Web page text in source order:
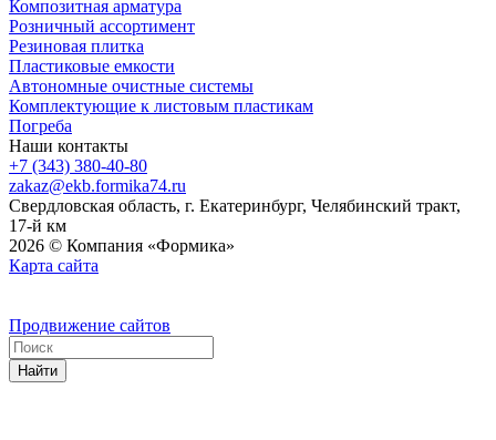
Композитная арматура
Розничный ассортимент
Резиновая плитка
Пластиковые емкости
Автономные очистные системы
Комплектующие к листовым пластикам
Погреба
Наши контакты
+7 (343) 380-40-80
zakaz@ekb.formika74.ru
Свердловская область, г. Екатеринбург, Челябинский тракт,
17-й км
2026 © Компания «Формика»
Карта сайта
Продвижение сайтов
Найти